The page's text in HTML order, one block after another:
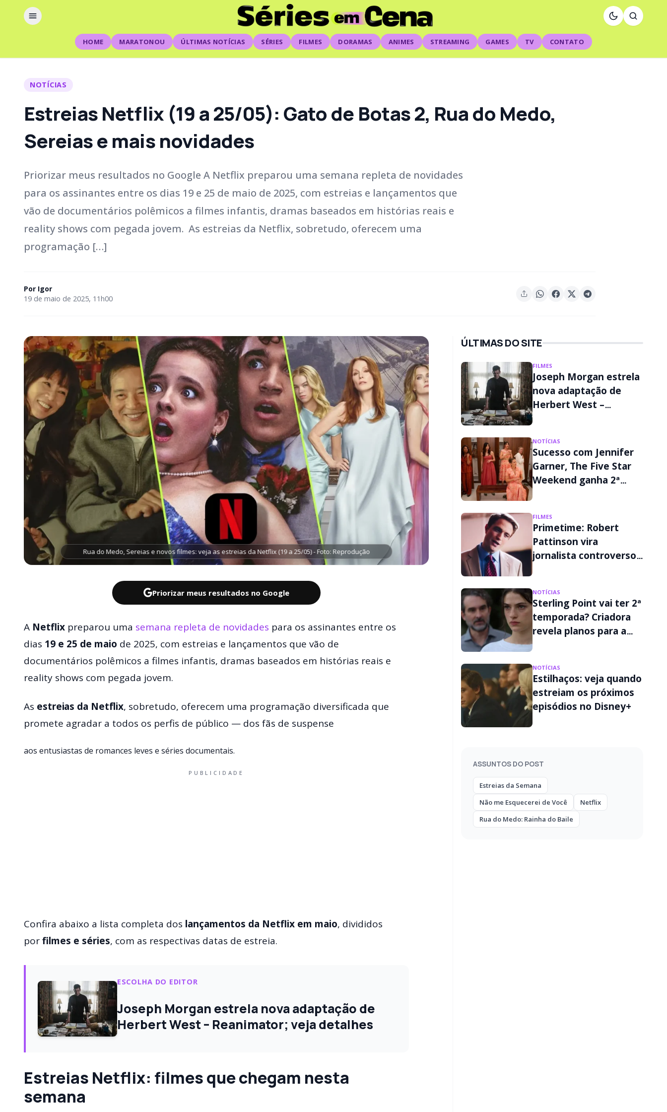
HOME MARATONOU ÚLTIMAS NOTÍCIAS SÉRIES FILMES DORAMAS ANIMES STREAMING GAMES TV CONTATO
NOTÍCIAS
Estreias Netflix (19 a 25/05): Gato de Botas 2, Rua do Medo,
Sereias e mais novidades
Priorizar meus resultados no Google A Netflix preparou uma semana repleta de novidades
para os assinantes entre os dias 19 e 25 de maio de 2025, com estreias e lançamentos que
vão de documentários polêmicos a filmes infantis, dramas baseados em histórias reais e
reality shows com pegada jovem. As estreias da Netflix, sobretudo, oferecem uma
programação […]
Por Igor
19 de maio de 2025, 11h00
Rua do Medo, Sereias e novos filmes: veja as estreias da Netflix (19 a 25/05) - Foto: Reprodução
Priorizar meus resultados no Google
A Netflix preparou uma semana repleta de novidades para os assinantes entre os
dias 19 e 25 de maio de 2025, com estreias e lançamentos que vão de
documentários polêmicos a filmes infantis, dramas baseados em histórias reais e
reality shows com pegada jovem.
As estreias da Netflix, sobretudo, oferecem uma programação diversificada que
promete agradar a todos os perfis de público — dos fãs de suspense
aos entusiastas de romances leves e séries documentais.
PUBLICIDADE
Confira abaixo a lista completa dos lançamentos da Netflix em maio, divididos
porfilmes e séries, com as respectivas datas de estreia.
ESCOLHA DO EDITOR
Joseph Morgan estrela nova adaptação de
Herbert West – Reanimator; veja detalhes
Estreias Netflix: filmes que chegam nesta
semana
ÚLTIMAS DO SITE
FILMES
Joseph Morgan estrela
nova adaptação de
Herbert West –
NOTÍCIAS
Sucesso com Jennifer
Garner, The Five Star
Weekend ganha 2ª
FILMES
Primetime: Robert
Pattinson vira
jornalista controverso
NOTÍCIAS
Sterling Point vai ter 2ª
temporada? Criadora
revela planos para a
NOTÍCIAS
Estilhaços: veja quando
estreiam os próximos
episódios no Disney+
ASSUNTOS DO POST
Estreias da Semana
Não me Esquecerei de Você
Netflix
Rua do Medo: Rainha do Baile